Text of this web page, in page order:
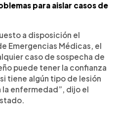
para aislar casos de
a disposición el
Emergencias Médicas, el
caso de sospecha de
puede tener la confianza
tiene algún tipo de lesión
enfermedad”, dijo el